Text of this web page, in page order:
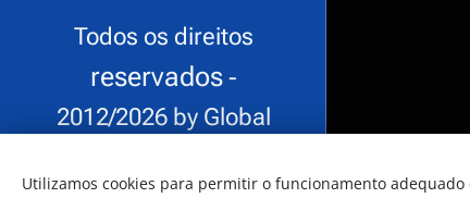
Todos os direitos
reservados-
2012/2026 by Global
Utilizamos cookies para permitir o funcionamento adequado